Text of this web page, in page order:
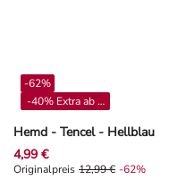
Hemd - Tencel - Hellblau
-62%
-40% Extra ab 4**
4,99 €
Originalpreis 12,99 €, Rabat -62%
Originalpreis 12,99 € -62%